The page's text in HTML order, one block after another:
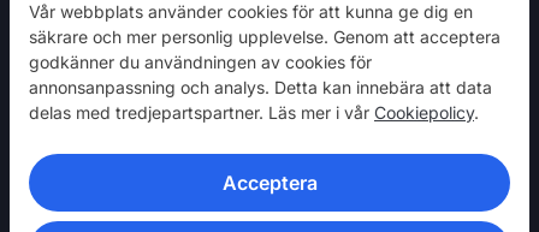
Vår webbplats använder cookies för att kunna ge dig en
säkrare och mer personlig upplevelse. Genom att acceptera
godkänner du användningen av cookies för
annonsanpassning och analys. Detta kan innebära att data
delas med tredjepartspartner. Läs mer i vår Cookiepolicy.
Acceptera
NordVPN
Engagera dig
Hjälp
Upptäck
VPN-APPAR